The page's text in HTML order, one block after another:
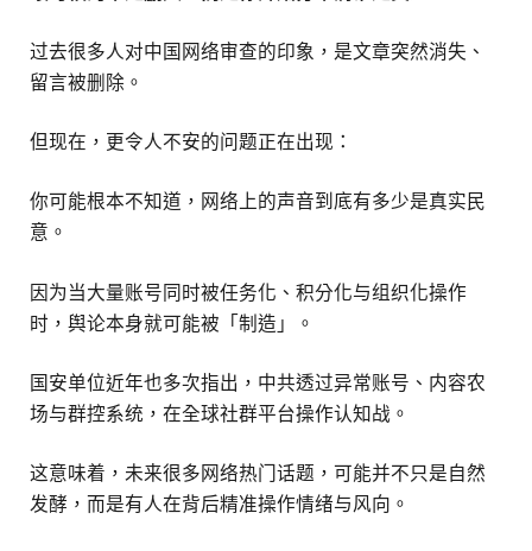
过去很多人对中国网络审查的印象，是文章突然消失、
留言被删除。
但现在，更令人不安的问题正在出现：
你可能根本不知道，网络上的声音到底有多少是真实民
意。
因为当大量账号同时被任务化、积分化与组织化操作
时，舆论本身就可能被「制造」。
国安单位近年也多次指出，中共透过异常账号、内容农
场与群控系统，在全球社群平台操作认知战。
这意味着，未来很多网络热门话题，可能并不只是自然
发酵，而是有人在背后精准操作情绪与风向。